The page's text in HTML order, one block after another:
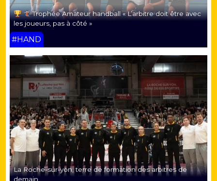
Trophée Amateur handball « L’arbitre doit être avec
les joueurs, pas à côté »
#HAND
La Roche-sur-yon, terre de formation des arbitres de
demain